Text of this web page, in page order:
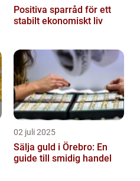
Positiva sparråd för ett
stabilt ekonomiskt liv
02 juli 2025
Sälja guld i Örebro: En
guide till smidig handel